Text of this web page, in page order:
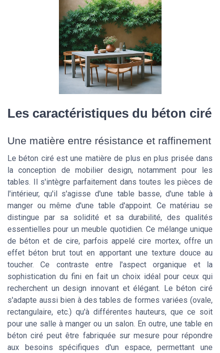
Les caractéristiques du béton ciré
Une matière entre résistance et raffinement
Le béton ciré est une matière de plus en plus prisée dans
la conception de mobilier design, notamment pour les
tables. Il s'intègre parfaitement dans toutes les pièces de
l'intérieur, qu'il s'agisse d'une table basse, d'une table à
manger ou même d'une table d'appoint. Ce matériau se
distingue par sa solidité et sa durabilité, des qualités
essentielles pour un meuble quotidien. Ce mélange unique
de béton et de cire, parfois appelé cire mortex, offre un
effet béton brut tout en apportant une texture douce au
toucher. Ce contraste entre l'aspect organique et la
sophistication du fini en fait un choix idéal pour ceux qui
recherchent un design innovant et élégant. Le béton ciré
s'adapte aussi bien à des tables de formes variées (ovale,
rectangulaire, etc.) qu'à différentes hauteurs, que ce soit
pour une salle à manger ou un salon. En outre, une table en
béton ciré peut être fabriquée sur mesure pour répondre
aux besoins spécifiques d'un espace, permettant une